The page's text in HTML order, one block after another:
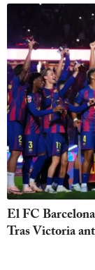
El FC
Tras Victoria